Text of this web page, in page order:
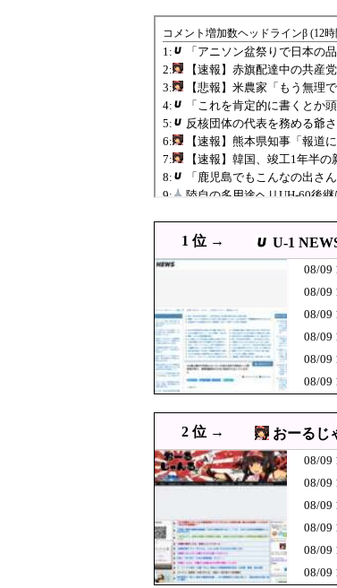
08/09 18:00 JPG 【衝撃】韓国
08/09 18:00 スティーブ
08/09 17:55 高市総理「物
08/09 17:43 JPG 「神聖な
08/09 17:39 PNG 韓国人「上半
08/09 17:38 PNG 【速報
08/09 17:29 JPG 【週刊フジ】
08/09 17:10
【悲報
も辛い」
08/09 17:09
「アニ
ツッコ
日本赤十字
08/09 17:00 【米国】「泣
08/09 17:00 JPG 韓国人「イ・
08/09 16:55 「あんたの汗
08/09 16:50 JPG 政府「ガキに
08/09 16:49
韓国人
→「羨ま
08/09 16:38 JPG 【毎日新
08/09 16:33 JPG ウクライ
”高市総理の
08/09 16:10 JPG 【悲報
08/09 16:09
高市内
るが……
08/09 16:05 【唯一の五輪
1 位 → U-1
08/09
08/09
08/09
08/09
08/09
08/09
2 位 → おーるじ
08/09
08/09
08/09
08/09
08/09
08/09